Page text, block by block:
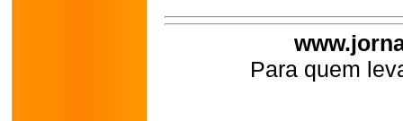
Para quem